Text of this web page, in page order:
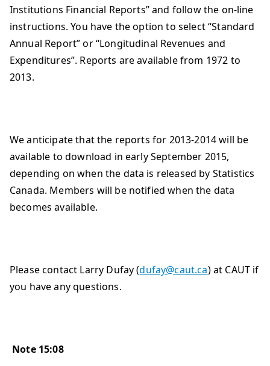
Institutions Financial Reports” and follow the on-line
instructions. You have the option to select “Standard
Annual Report” or “Longitudinal Revenues and
Expenditures”. Reports are available from 1972 to
2013.
We anticipate that the reports for 2013-2014 will be
available to download in early September 2015,
depending on when the data is released by Statistics
Canada. Members will be notified when the data
becomes available.
Please contact Larry Dufay (dufay@caut.ca) at CAUT if
you have any questions.
Note 15:08